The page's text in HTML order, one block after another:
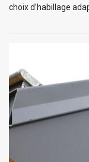
choix d’habillage